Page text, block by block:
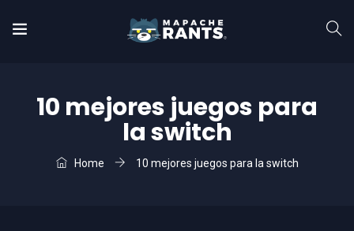
10 mejores juegos para
la switch
Home 10 mejores juegos para la switch